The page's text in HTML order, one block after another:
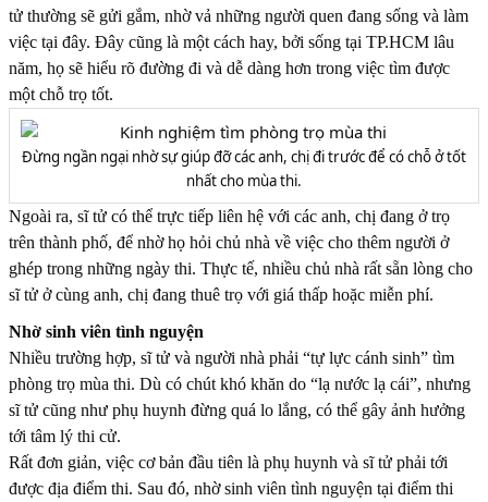
tử thường sẽ gửi gắm, nhờ vả những người quen đang sống và làm
việc tại đây. Đây cũng là một cách hay, bởi sống tại TP.HCM lâu
năm, họ sẽ hiểu rõ đường đi và dễ dàng hơn trong việc tìm được
một chỗ trọ tốt.
Đừng ngần ngại nhờ sự giúp đỡ các anh, chị đi trước để có chỗ ở tốt
nhất cho mùa thi.
Ngoài ra, sĩ tử có thể trực tiếp liên hệ với các anh, chị đang ở trọ
trên thành phố, để nhờ họ hỏi chủ nhà về việc cho thêm người ở
ghép trong những ngày thi. Thực tế, nhiều chủ nhà rất sẵn lòng cho
sĩ tử ở cùng anh, chị đang thuê trọ với giá thấp hoặc miễn phí.
Nhờ sinh viên tình nguyện
Nhiều trường hợp, sĩ tử và người nhà phải “tự lực cánh sinh” tìm
phòng trọ mùa thi. Dù có chút khó khăn do “lạ nước lạ cái”, nhưng
sĩ tử cũng như phụ huynh đừng quá lo lắng, có thể gây ảnh hưởng
tới tâm lý thi cử.
Rất đơn giản, việc cơ bản đầu tiên là phụ huynh và sĩ tử phải tới
được địa điểm thi. Sau đó, nhờ sinh viên tình nguyện tại điểm thi